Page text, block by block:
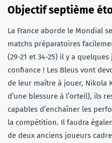
Objectif septième
La France aborde le Mondial
matchs préparatoires
(29-21 et 34-25) il y a
confiance ! Les Bleus vont
de leur maître à jouer, Nikola
d’une blessure à l’orteil), ils
capables d’enchaîner les
la compétition. Il faudra
de deux anciens joueurs